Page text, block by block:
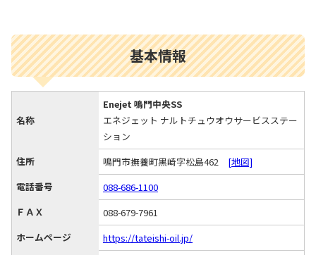
基本情報
名称
Enejet 鳴門中央SS
エネジェット ナルトチュウオウサービスステー
ション
住所
鳴門市撫養町黒崎字松島462 [地図]
電話番号
088-686-1100
ＦＡＸ
088-679-7961
ホームページ
https://tateishi-oil.jp/